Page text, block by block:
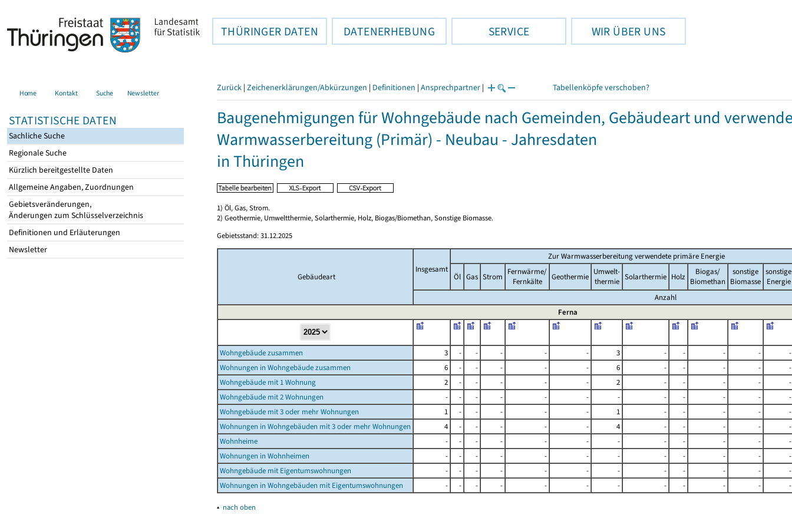
THÜRINGER DATEN DATENERHEBUNG SERVICE WIR ÜBER UNS
Home Kontakt Suche Newsletter
STATISTISCHE DATEN
Sachliche Suche
Regionale Suche
Kürzlich bereitgestellte Daten
Allgemeine Angaben, Zuordnungen
Gebietsveränderungen,
Änderungen zum Schlüsselverzeichnis
Definitionen und Erläuterungen
Newsletter
Zurück | Zeichenerklärungen/Abkürzungen | Definitionen | Ansprechpartner | Tabellenköpfe verschoben?
Baugenehmigungen für Wohngebäude nach Gemeinden, Gebäudeart und
Warmwasserbereitung (Primär) - Neubau - Jahresdaten
in Thüringen
1) Öl, Gas, Strom.
2) Geothermie, Umweltthermie, Solarthermie, Holz, Biogas/Biomethan, Sonstige Biomasse.
Gebietsstand: 31.12.2025
Gebäudeart
Insgesamt
Zur Warmwasserbereitung verwendete primäre Energie
Öl Gas Strom
Fernwärme/
Fernkälte
Geothermie
Umwelt-
thermie Solarthermie Holz
Biogas/
Biomethan
sonstige
Biomasse
sonstige
Energie
Anzahl
Ferna
Wohngebäude zusammen 3 - - - - - 3 - - - -
-
Wohnungen in Wohngebäude zusammen
6 - - - - - 6 - - - -
-
Wohngebäude mit 1 Wohnung
2 - - - - - 2 - - - -
-
Wohngebäude mit 2 Wohnungen
- - - - - - - - - - -
-
Wohngebäude mit 3 oder mehr Wohnungen
1 - - - - - 1 - - - -
-
Wohnungen in Wohngebäuden mit 3 oder mehr Wohnungen
4 - - - - - 4 - - - -
-
Wohnheime
- - - - - - - - - - -
-
Wohnungen in Wohnheimen
- - - - - - - - - - -
-
Wohngebäude mit Eigentumswohnungen
- - - - - - - - - - -
-
Wohnungen in Wohngebäuden mit Eigentumswohnungen
- - - - - - - - - - - -
▴ nach oben